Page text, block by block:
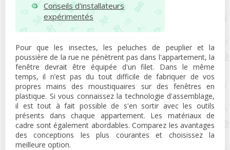
Conseils d'installateurs
expérimentés
Pour que les insectes, les peluches de peuplier et la
poussière de la rue ne pénètrent pas dans l'appartement, la
fenêtre devrait être équipée d'un filet. Dans le même
temps, il n’est pas du tout difficile de fabriquer de vos
propres mains des moustiquaires sur des fenêtres en
plastique. Si vous connaissez la technologie d'assemblage,
il est tout à fait possible de s'en sortir avec les outils
présents dans chaque appartement. Les matériaux de
cadre sont également abordables. Comparez les avantages
des conceptions les plus courantes et choisissez la
meilleure option.